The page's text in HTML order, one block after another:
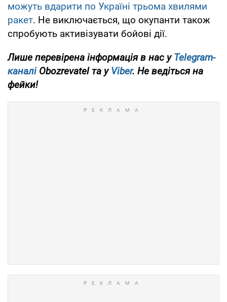
можуть вдарити по Україні трьома хвилями
ракет. Не виключається, що окупанти також
спробують активізувати бойові дії.
Лише перевірена інформація в нас уTelegram-
каналіObozrevatel та уViber. Не ведіться на
фейки!